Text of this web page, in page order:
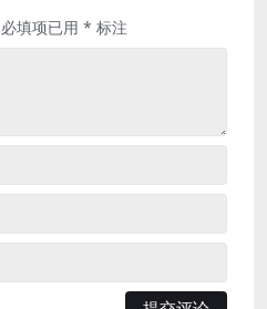
必填项已用 * 标注